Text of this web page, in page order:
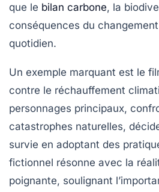
que le bilan carbone, la
conséquences du
quotidien.
Un exemple marquant est le
contre le réchauffement
personnages principaux,
catastrophes naturelles,
survie en adoptant des
fictionnel résonne avec la
poignante, soulignant